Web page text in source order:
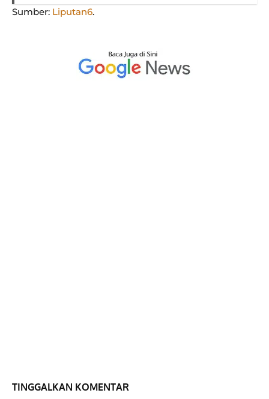
Sumber: Liputan6.
TINGGALKAN KOMENTAR